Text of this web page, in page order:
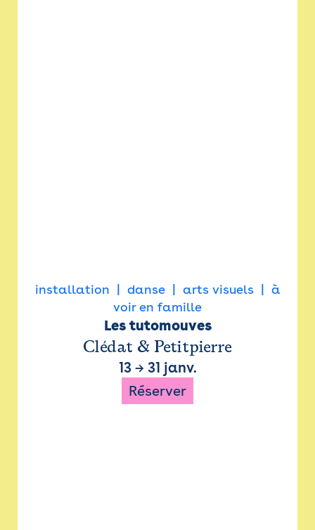
installation danse arts visuels
à
voir en famille
Les tutomouves
Clédat & Petitpierre
13→ 31 janv.
Réserver